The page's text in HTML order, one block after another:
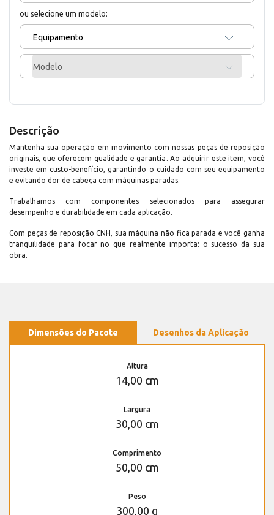
ou selecione um modelo:
Equipamento
Modelo
Descrição
Mantenha sua operação em movimento com nossas peças de reposição
originais, que oferecem qualidade e garantia. Ao adquirir este item, você
investe em custo-benefício, garantindo o cuidado com seu equipamento
e evitando dor de cabeça com máquinas paradas.
Trabalhamos com componentes selecionados para assegurar
desempenho e durabilidade em cada aplicação.
Com peças de reposição CNH, sua máquina não fica parada e você ganha
tranquilidade para focar no que realmente importa: o sucesso da sua
obra.
Dimensões do Pacote Desenhos da Aplicação
Altura
14,00 cm
Largura
30,00 cm
Comprimento
50,00 cm
Peso
300,00 g